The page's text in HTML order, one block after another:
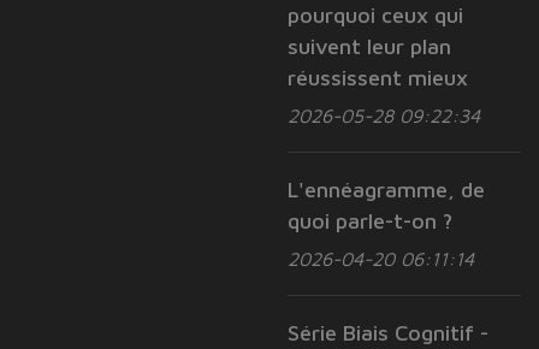
pourquoi ceux qui
suivent leur plan
réussissent mieux
2026-05-28 09:22:34
L'ennéagramme, de
quoi parle-t-on ?
2026-04-20 06:11:14
Série Biais Cognitif -